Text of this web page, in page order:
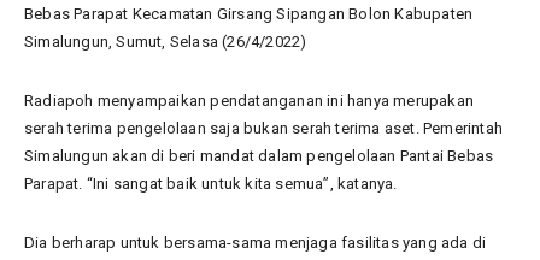
Bebas Parapat Kecamatan Girsang Sipangan Bolon Kabupaten
Simalungun, Sumut, Selasa (26/4/2022)
Radiapoh menyampaikan pendatanganan ini hanya merupakan
serah terima pengelolaan saja bukan serah terima aset. Pemerintah
Simalungun akan di beri mandat dalam pengelolaan Pantai Bebas
Parapat. “Ini sangat baik untuk kita semua”, katanya.
Dia berharap untuk bersama-sama menjaga fasilitas yang ada di